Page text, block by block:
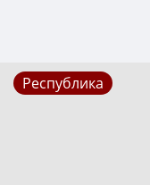
Республика